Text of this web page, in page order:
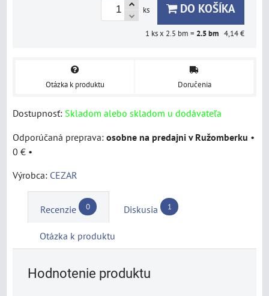
ks DO KOŠÍKA
1 ks x 2.5 bm = 2.5bm 4,14 €
Otázka k produktu Doručenia
Dostupnosť: Skladom alebo skladom u dodávateľa
osobne na predajni v Ružomberku •
0 € •
Výrobca: CEZAR
Recenzie 0 Diskusia 1
Otázka k produktu
Hodnotenie produktu